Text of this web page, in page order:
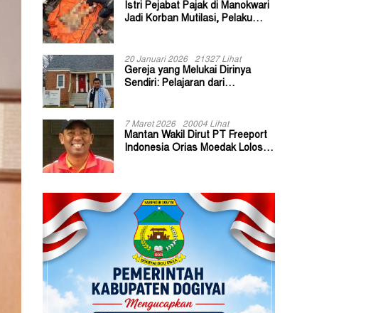
Istri Pejabat Pajak di Manokwari
Jadi Korban Mutilasi, Pelaku
20 Januari 2026 21327 Lihat
Gereja yang Melukai Dirinya
Sendiri: Pelajaran dari
7 Maret 2026 20004 Lihat
Mantan Wakil Dirut PT Freeport
Indonesia Orias Moedak Lolos